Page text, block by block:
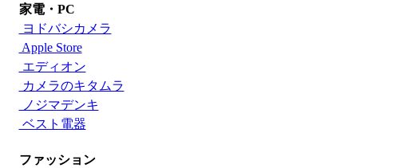
家電・PC
ヨドバシカメラ
Apple Store
エディオン
カメラのキタムラ
ノジマデンキ
ベスト電器
ファッション